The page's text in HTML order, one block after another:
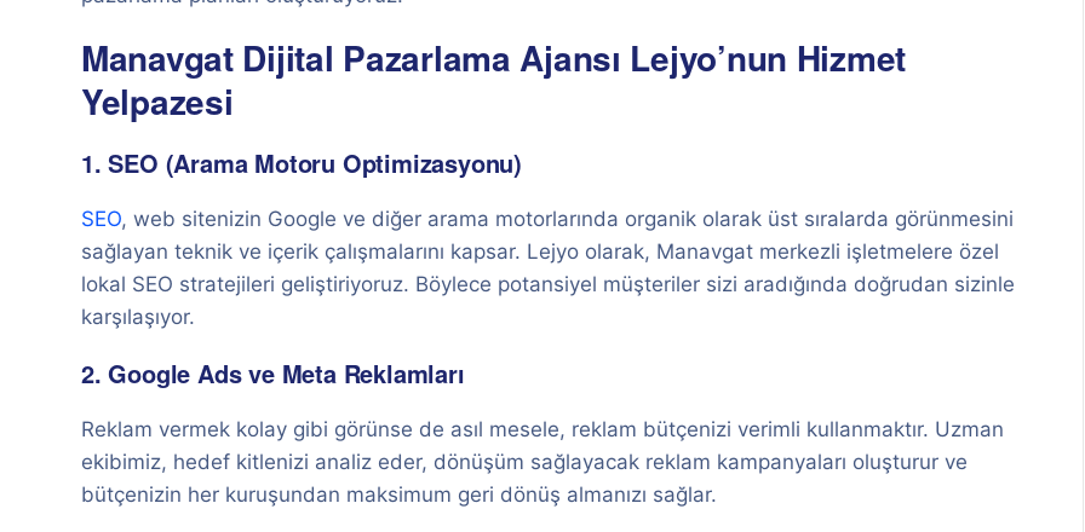
Manavgat Dijital Pazarlama Ajansı Lejyo’nun Hizmet
Yelpazesi
1. SEO (Arama Motoru Optimizasyonu)
SEO, web sitenizin Google ve diğer arama motorlarında organik olarak üst sıralarda görünmesini
sağlayan teknik ve içerik çalışmalarını kapsar. Lejyo olarak, Manavgat merkezli işletmelere özel
lokal SEO stratejileri geliştiriyoruz. Böylece potansiyel müşteriler sizi aradığında doğrudan sizinle
karşılaşıyor.
2. Google Ads ve Meta Reklamları
Reklam vermek kolay gibi görünse de asıl mesele, reklam bütçenizi verimli kullanmaktır. Uzman
ekibimiz, hedef kitlenizi analiz eder, dönüşüm sağlayacak reklam kampanyaları oluşturur ve
bütçenizin her kuruşundan maksimum geri dönüş almanızı sağlar.